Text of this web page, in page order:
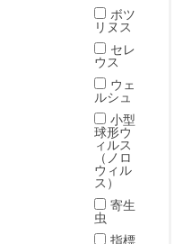
ボツ
リヌス
セレ
ウス
ウェ
ルシュ
小型
球形ウ
ィルス
（ノロ
ウィル
ス）
寄生
虫
指標